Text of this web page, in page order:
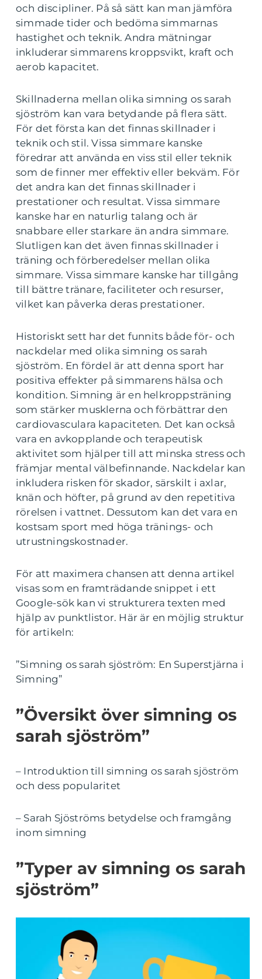
och discipliner. På så sätt kan man jämföra
simmade tider och bedöma simmarnas
hastighet och teknik. Andra mätningar
inkluderar simmarens kroppsvikt, kraft och
aerob kapacitet.
Skillnaderna mellan olika simning os sarah
sjöström kan vara betydande på flera sätt.
För det första kan det finnas skillnader i
teknik och stil. Vissa simmare kanske
föredrar att använda en viss stil eller teknik
som de finner mer effektiv eller bekväm. För
det andra kan det finnas skillnader i
prestationer och resultat. Vissa simmare
kanske har en naturlig talang och är
snabbare eller starkare än andra simmare.
Slutligen kan det även finnas skillnader i
träning och förberedelser mellan olika
simmare. Vissa simmare kanske har tillgång
till bättre tränare, faciliteter och resurser,
vilket kan påverka deras prestationer.
Historiskt sett har det funnits både för- och
nackdelar med olika simning os sarah
sjöström. En fördel är att denna sport har
positiva effekter på simmarens hälsa och
kondition. Simning är en helkroppsträning
som stärker musklerna och förbättrar den
cardiovasculara kapaciteten. Det kan också
vara en avkopplande och terapeutisk
aktivitet som hjälper till att minska stress och
främjar mental välbefinnande. Nackdelar kan
inkludera risken för skador, särskilt i axlar,
knän och höfter, på grund av den repetitiva
rörelsen i vattnet. Dessutom kan det vara en
kostsam sport med höga tränings- och
utrustningskostnader.
För att maximera chansen att denna artikel
visas som en framträdande snippet i ett
Google-sök kan vi strukturera texten med
hjälp av punktlistor. Här är en möjlig struktur
för artikeln:
”Simning os sarah sjöström: En Superstjärna i
Simning”
”Översikt över simning os
sarah sjöström”
– Introduktion till simning os sarah sjöström
och dess popularitet
– Sarah Sjöströms betydelse och framgång
inom simning
”Typer av simning os sarah
sjöström”